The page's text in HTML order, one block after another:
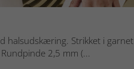
halsudskæring. Strikket i garnet
2,5 mm (...